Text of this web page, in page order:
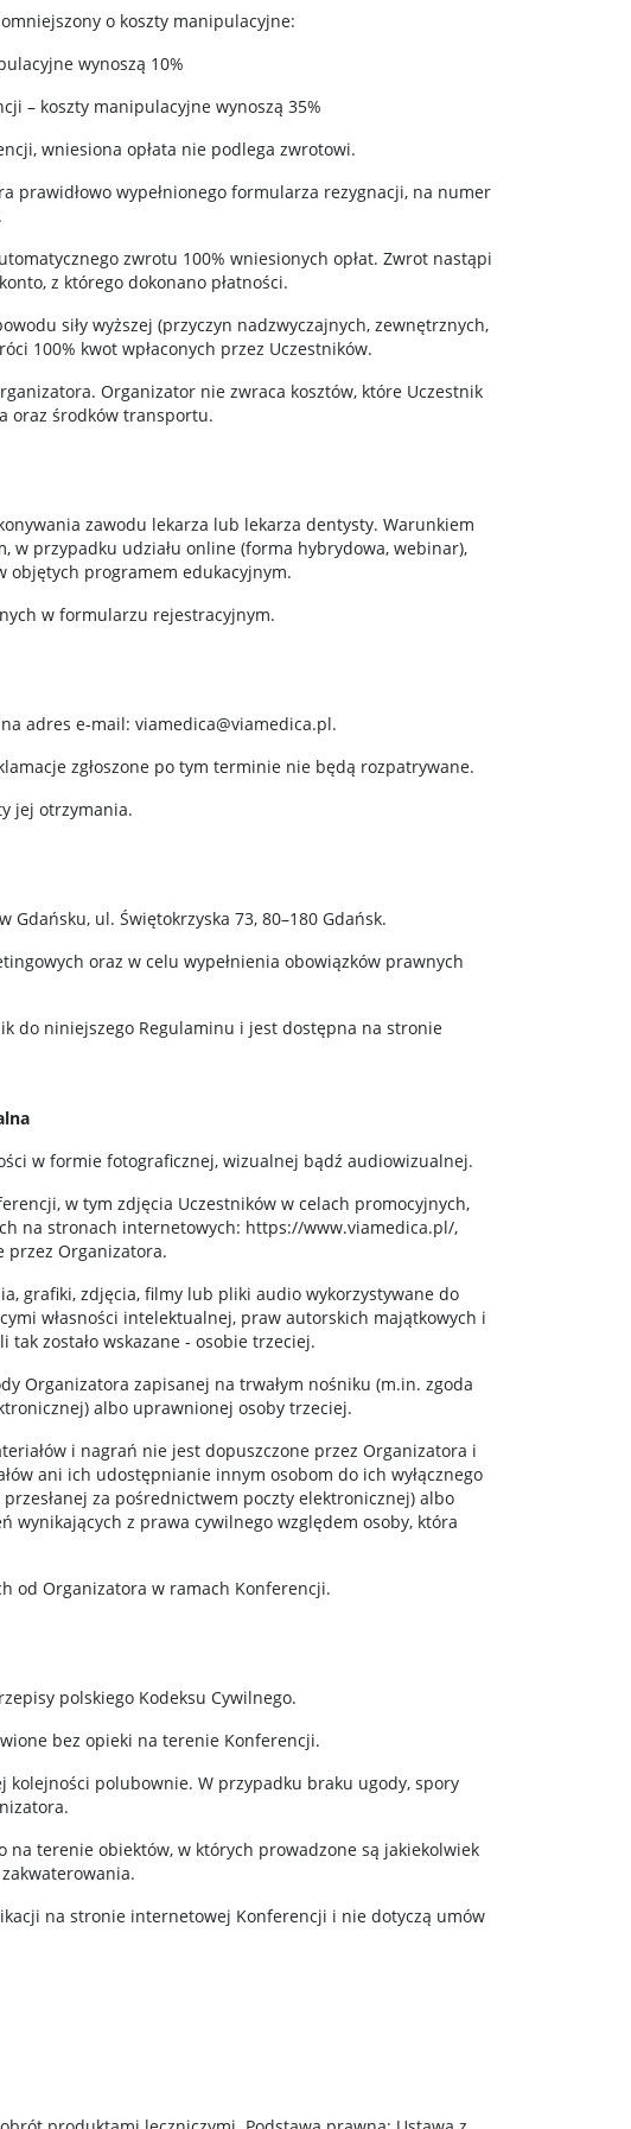
o koszty manipulacyjne:
wynoszą 10%
– koszty manipulacyjne wynoszą 35%
wniesiona opłata nie podlega zwrotowi.
wypełnionego formularza rezygnacji, na numer
zwrotu 100% wniesionych opłat. Zwrot nastąpi
z którego dokonano płatności.
siły wyższej (przyczyn nadzwyczajnych, zewnętrznych,
100% kwot wpłaconych przez Uczestników.
Organizator nie zwraca kosztów, które Uczestnik
oraz środków transportu.
zawodu lekarza lub lekarza dentysty. Warunkiem
w przypadku udziału online (forma hybrydowa, webinar),
objętych programem edukacyjnym.
w formularzu rejestracyjnym.
adres e-mail: viamedica@viamedica.pl.
zgłoszone po tym terminie nie będą rozpatrywane.
jej otrzymania.
ul. Świętokrzyska 73, 80–180 Gdańsk.
oraz w celu wypełnienia obowiązków prawnych
do niniejszego Regulaminu i jest dostępna na stronie
w formie fotograficznej, wizualnej bądź audiowizualnej.
w tym zdjęcia Uczestników w celach promocyjnych,
na stronach internetowych: https://www.viamedica.pl/,
przez Organizatora.
grafiki, zdjęcia, filmy lub pliki audio wykorzystywane do
własności intelektualnej, praw autorskich majątkowych i
zostało wskazane - osobie trzeciej.
Organizatora zapisanej na trwałym nośniku (m.in. zgoda
albo uprawnionej osoby trzeciej.
i nagrań nie jest dopuszczone przez Organizatora i
ani ich udostępnianie innym osobom do ich wyłącznego
za pośrednictwem poczty elektronicznej) albo
wynikających z prawa cywilnego względem osoby, która
od Organizatora w ramach Konferencji.
polskiego Kodeksu Cywilnego.
bez opieki na terenie Konferencji.
kolejności polubownie. W przypadku braku ugody, spory
na terenie obiektów, w których prowadzone są jakiekolwiek
na stronie internetowej Konferencji i nie dotyczą umów